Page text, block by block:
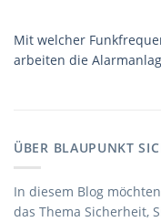
Mit welcher
arbeiten die
ÜBER BLAUPUNKT
In diesem Blog
das Thema Sicherheit,